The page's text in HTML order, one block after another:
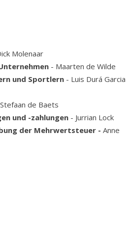
Molenaar
- Maarten de Wilde
und Sportlern - Luis Durá Garcia
de Baets
und -zahlungen - Jurrian Lock
der Mehrwertsteuer - Anne